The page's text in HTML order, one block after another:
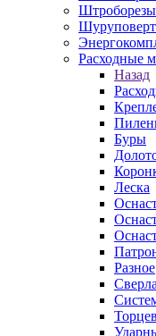
Штроборезы
Расходные
Назад
Буры
Леска
Разное
Сверла